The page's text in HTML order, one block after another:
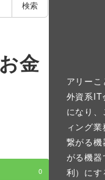
検索
金
0
アリーこ
外資系IT
になり
ィング業
繋がる
がる機
利）にす